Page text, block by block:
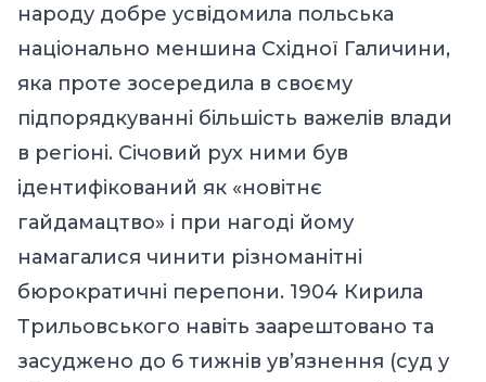
народу добре усвідомила польська
національно меншина Східної Галичини,
яка проте зосередила в своєму
підпорядкуванні більшість важелів влади
в регіоні. Січовий рух ними був
ідентифікований як «новітнє
гайдамацтво» і при нагоді йому
намагалися чинити різноманітні
бюрократичні перепони. 1904 Кирила
Трильовського навіть заарештовано та
засуджено до 6 тижнів ув’язнення (суд у